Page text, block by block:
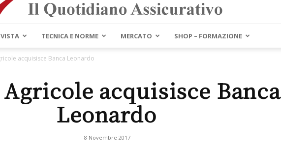
Assinews.it
TECNICA E NORME MERCATO SHOP – FORMAZIONE
acquisisce Banca Leonardo
acquisisce Banca
Leonardo
8 Novembre 2017